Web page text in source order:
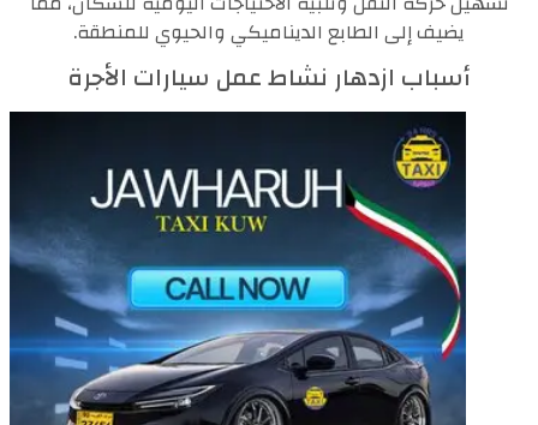
يضيف إلى الطابع الديناميكي والحيوي للمنطقة.
أسباب ازدهار نشاط عمل سيارات الأجرة